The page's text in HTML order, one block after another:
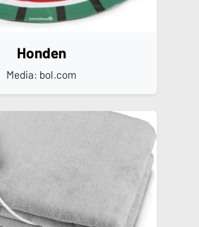
Honden
Media: bol.com